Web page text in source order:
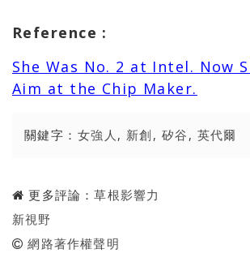
Reference :
She Was No. 2 at Intel. Now
Aim at the Chip Maker.
關鍵字： 女強人 , 新創 , 矽谷 , 英代爾
更多評論：草根影響力
新視野
網路著作權聲明